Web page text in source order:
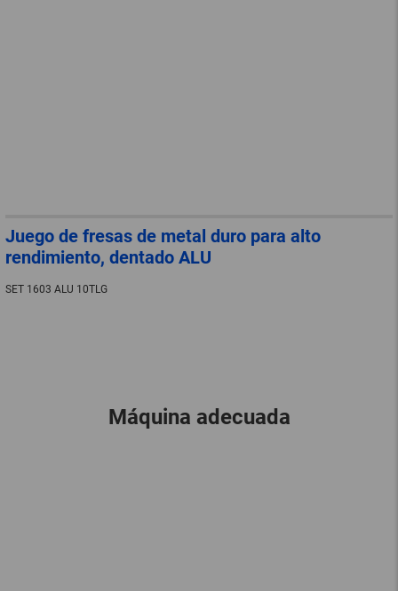
Juego de fresas de metal duro para alto
rendimiento, dentado ALU
SET 1603 ALU 10TLG
Máquina adecuada